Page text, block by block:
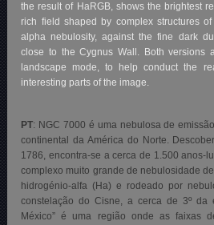
the result of HaRGB, shows the brightest
rich field shaped by complex structures
alpha nebulosity, against the fine dark
close to the Cygnus Wall. Both versions
landscape mode, to help conduct the
interesting parts of the image.
PT: NGC 7000 é uma nebulosa de
continental da América do Norte.
1786, encontra-se a cerca de 1.500 anos-
complexo muito grande de nebulosidade
hidrogénio-alfa (Ha) e rodeado por
constelação do Cisne, a cerca de 3º da
México” é uma região onde as faixas